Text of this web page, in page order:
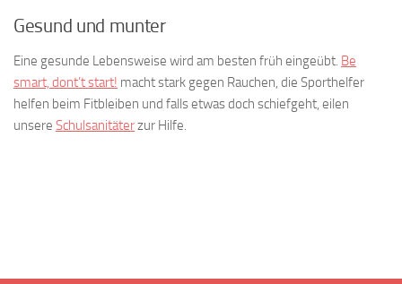
Gesund und munter
Eine gesunde Lebensweise wird am besten früh eingeübt. Be
smart, dont’t start! macht stark gegen Rauchen, die Sporthelfer
helfen beim Fitbleiben und falls etwas doch schiefgeht, eilen
unsere Schulsanitäterzur Hilfe.